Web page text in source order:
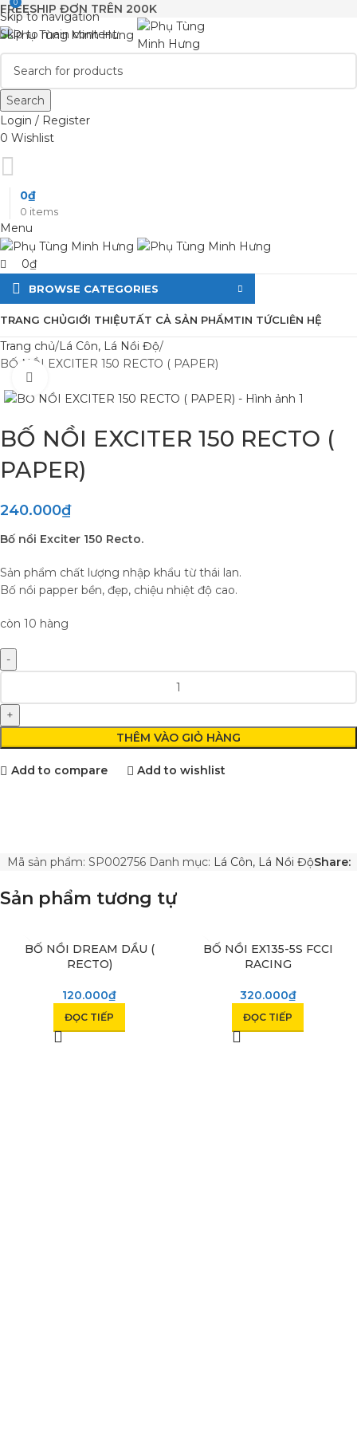
Skip to navigation
Skip to main content
FREESHIP ĐƠN TRÊN 200K
Search
Login / Register
0 Wishlist
0 items
0₫
Menu
0
0₫
BROWSE CATEGORIES
TRANG CHỦGIỚI THIỆUTẤT CẢ SẢN PHẨMTIN TỨCLIÊN HỆ
Trang chủ Lá Côn, Lá Nồi Độ
BỐ NỒI EXCITER 150 RECTO ( PAPER)
BỐ NỒI EXCITER 150 RECTO (
PAPER)
240.000₫
Bố nồi Exciter 150 Recto.
Sản phẩm chất lượng nhập khẩu từ thái lan.
Bố nồi papper bền, đẹp, chiệu nhiệt độ cao.
còn 10 hàng
THÊM VÀO GIỎ HÀNG
Add to compare Add to wishlist
Mã sản phẩm: SP002756 Danh mục: Lá Côn, Lá Nồi ĐộShare:
Sản phẩm tương tự
SOLD OUT
BỐ NỒI DREAM DẦU (
RECTO)
120.000₫
ĐỌC TIẾP
SOLD OUT
BỐ NỒI EX135-5S FCCI
RACING
320.000₫
ĐỌC TIẾP